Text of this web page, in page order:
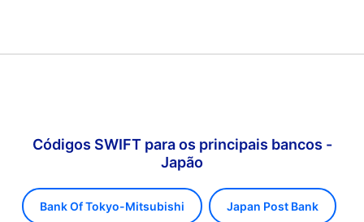
Códigos SWIFT para os principais bancos -
Japão
Bank Of Tokyo-Mitsubishi Japan Post Bank